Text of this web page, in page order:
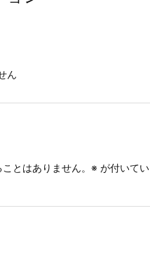
ん
とはありません。 ※ が付いて